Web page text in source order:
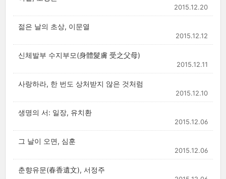
2015.12.20
젊은 날의 초상, 이문열
2015.12.12
신체발부 수지부모(身體髮膚 受之父母)
2015.12.11
사랑하라, 한 번도 상처받지 않은 것처럼
2015.12.10
생명의 서: 일장, 유치환
2015.12.06
그 날이 오면, 심훈
2015.12.06
춘향유문(春香遺文), 서정주